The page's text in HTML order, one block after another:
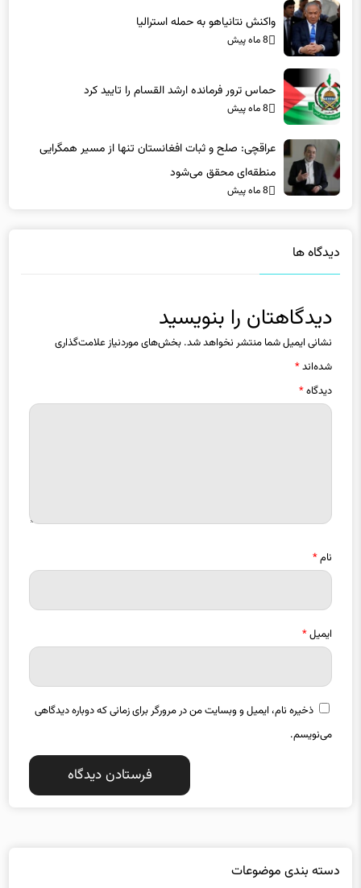
واکنش نتانیاهو به حمله استرالیا
8 ماه پیش
حماس ترور فرمانده ارشد القسام را تایید کرد
8 ماه پیش
عراقچی: صلح و ثبات افغانستان تنها از مسیر همگرایی
منطقه‌ای محقق می‌شود
8 ماه پیش
دیدگاه ها
دیدگاهتان را بنویسید
نشانی ایمیل شما منتشر نخواهد شد. بخش‌های موردنیاز علامت‌گذاری
شده‌اند*
دیدگاه*
نام*
ایمیل*
ذخیره نام، ایمیل و وبسایت من در مرورگر برای زمانی که دوباره دیدگاهی
می‌نویسم.
دسته بندی موضوعات